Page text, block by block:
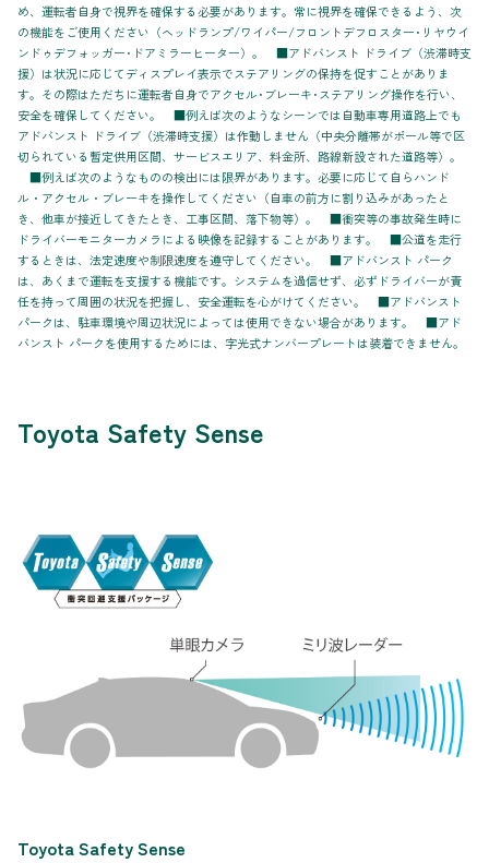
め、運転者自身で視界を確保する必要があります。常に視界を確保できるよう、次
の機能をご使用ください（ヘッドランプ/ワイパー/フロントデフロスター･リヤウイ
ンドゥデフォッガー･ドアミラーヒーター）。 ■アドバンスト ドライブ（渋滞時支
援）は状況に応じてディスプレイ表示でステアリングの保持を促すことがありま
す。その際はただちに運転者自身でアクセル･ブレーキ･ステアリング操作を行い、
安全を確保してください。 ■例えば次のようなシーンでは自動車専用道路上でも
アドバンスト ドライブ（渋滞時支援）は作動しません（中央分離帯がポール等で区
切られている暫定供用区間、サービスエリア、料金所、路線新設された道路等）。
■例えば次のようなものの検出には限界があります。必要に応じて自らハンド
ル・アクセル・ブレーキを操作してください（自車の前方に割り込みがあったと
き、他車が接近してきたとき、工事区間、落下物等）。 ■衝突等の事故発生時に
ドライバーモニターカメラによる映像を記録することがあります。 ■公道を走行
するときは、法定速度や制限速度を遵守してください。 ■アドバンスト パーク
は、あくまで運転を支援する機能です。システムを過信せず、必ずドライバーが責
任を持って周囲の状況を把握し、安全運転を心がけてください。 ■アドバンスト
パークは、駐車環境や周辺状況によっては使用できない場合があります。 ■アド
バンスト パークを使用するためには、字光式ナンバープレートは装着できません。
Toyota Safety Sense
Toyota Safety Sense